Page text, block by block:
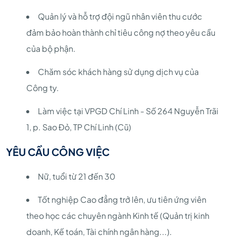
Quản lý và hỗ trợ đội ngũ nhân viên thu cước
đảm bảo hoàn thành chỉ tiêu công nợ theo yêu cầu
của bộ phận.
Chăm sóc khách hàng sử dụng dịch vụ của
Công ty.
Làm việc tại VPGD Chí Linh - Số 264 Nguyễn Trãi
1, p. Sao Đỏ, TP Chí Linh (Cũ)
YÊU CẦU CÔNG VIỆC
Nữ, tuổi từ 21 đến 30
Tốt nghiệp Cao đẳng trở lên, ưu tiên ứng viên
theo học các chuyên ngành Kinh tế (Quản trị kinh
doanh, Kế toán, Tài chính ngân hàng...).